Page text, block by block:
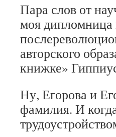
Пара слов от
моя дипломница
авторского
книжке»
Ну, Егорова и
фамилия. И